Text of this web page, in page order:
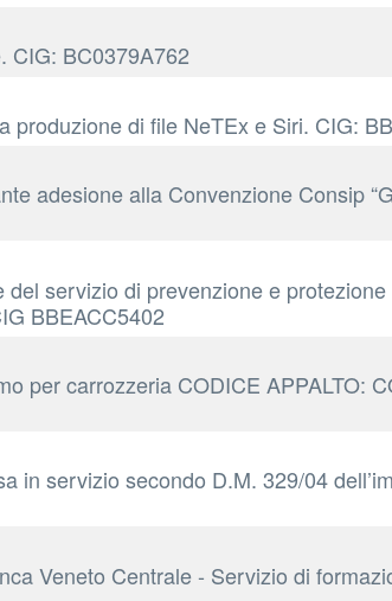
CIG: BC0379A762
di file NeTEx e Siri. CIG:
adesione alla Convenzione Consip
servizio di prevenzione e
BBEACC5402
per carrozzeria CODICE APPALTO:
in servizio secondo D.M. 329/04
Veneto Centrale - Servizio di